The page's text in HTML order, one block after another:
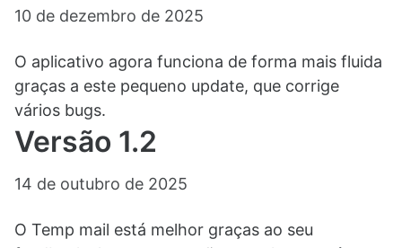
10 de dezembro de 2025
O aplicativo agora funciona de forma mais fluida
graças a este pequeno update, que corrige
vários bugs.
Versão 1.2
14 de outubro de 2025
O Temp mail está melhor graças ao seu